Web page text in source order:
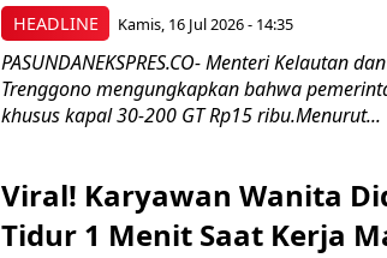
HEADLINE Kamis, 16 Jul 2026 - 14:35
PASUNDANEKSPRES.CO- Menteri Kelautan
Trenggono mengungkapkan bahwa
khusus kapal 30-200 GT Rp15 ribu.Menurut...
Viral! Karyawan Wanita
Tidur 1 Menit Saat Kerja